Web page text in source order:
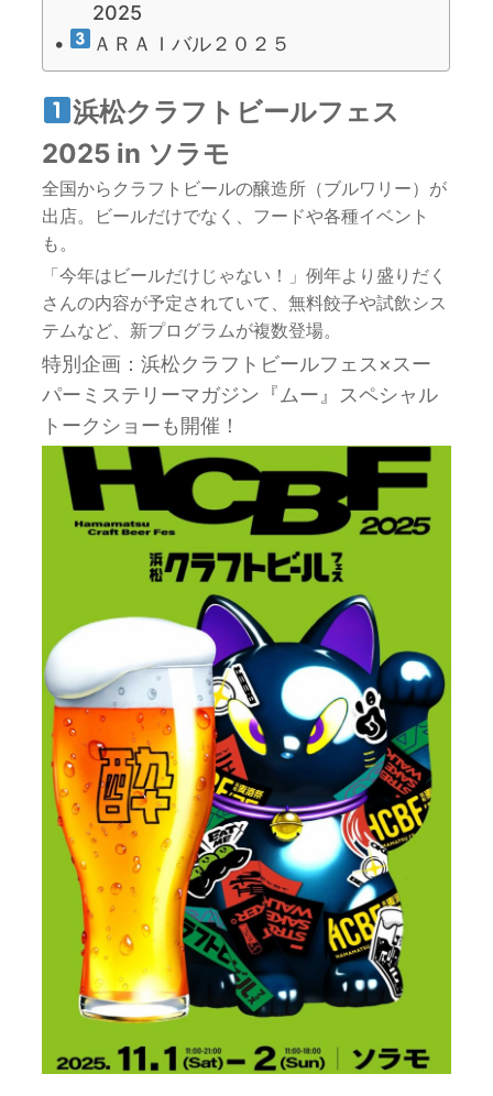
2025
ＡＲＡＩバル２０２５
浜松クラフトビールフェス
2025 in ソラモ
全国からクラフトビールの醸造所（ブルワリー）が
出店。ビールだけでなく、フードや各種イベント
も。
「今年はビールだけじゃない！」例年より盛りだく
さんの内容が予定されていて、無料餃子や試飲シス
テムなど、新プログラムが複数登場。
特別企画：浜松クラフトビールフェス×スー
パーミステリーマガジン『ムー』スペシャル
トークショーも開催！